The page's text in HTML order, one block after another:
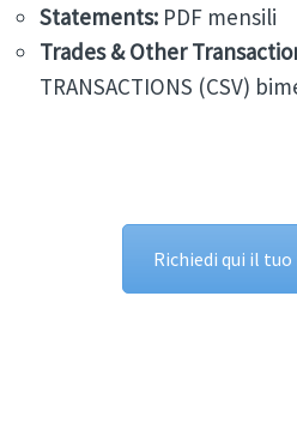
Statements: PDF mensili
Trades & Other
TRANSACTIONS (CSV)
Richiedi qui il